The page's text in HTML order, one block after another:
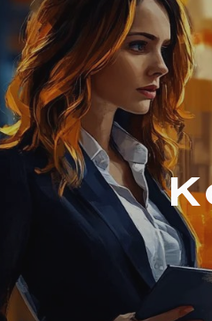
Skip to main content